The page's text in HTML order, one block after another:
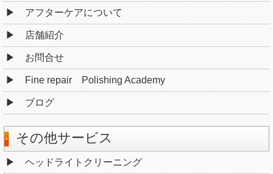
アフターケアについて
店舗紹介
お問合せ
Fine repair Polishing Academy
ブログ
その他サービス
ヘッドライトクリーニング